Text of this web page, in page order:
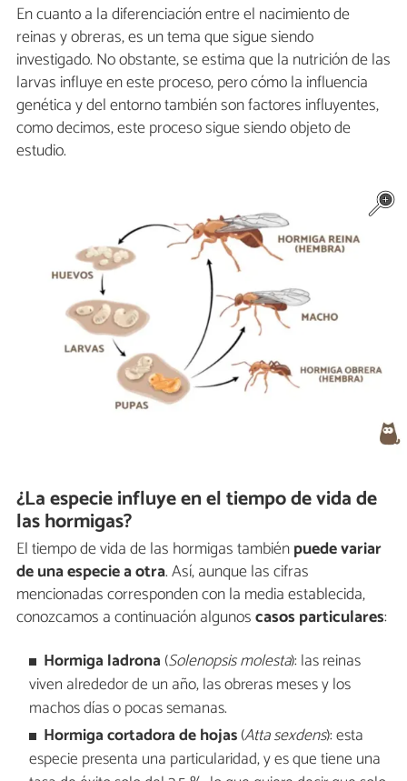
En cuanto a la diferenciación entre el nacimiento de
reinas y obreras, es un tema que sigue siendo
investigado. No obstante, se estima que la nutrición de las
larvas influye en este proceso, pero cómo la influencia
genética y del entorno también son factores influyentes,
como decimos, este proceso sigue siendo objeto de
estudio.
¿La especie influye en el tiempo de vida de
las hormigas?
El tiempo de vida de las hormigas tambiénpuede variar
de una especie a otra. Así, aunque las cifras
mencionadas corresponden con la media establecida,
conozcamos a continuación algunoscasos particulares:
Hormiga ladrona (Solenopsis molesta): las reinas
viven alrededor de un año, las obreras meses y los
machos días o pocas semanas.
Hormiga cortadora de hojas(Atta sexdens):esta
especie presenta una particularidad, y es que tiene una